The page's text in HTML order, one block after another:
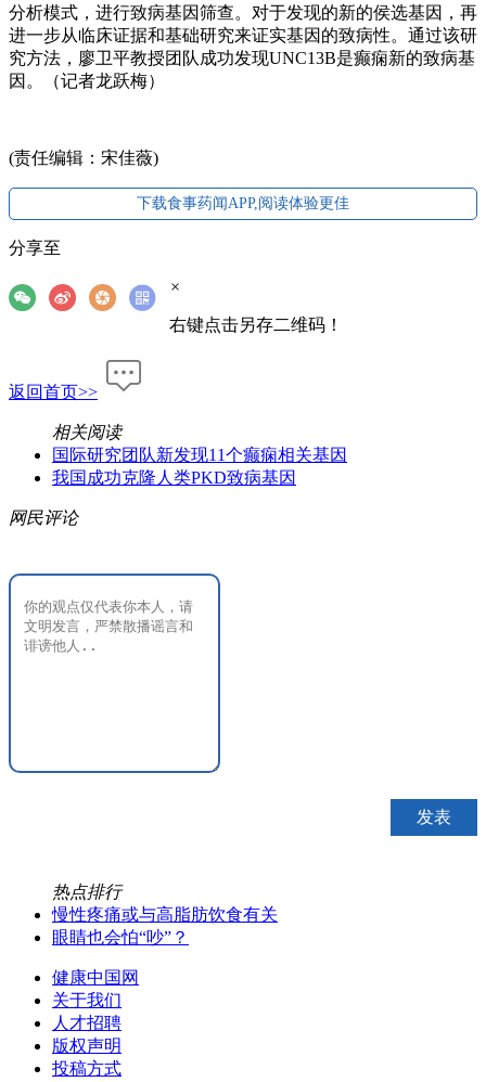
分析模式，进行致病基因筛查。对于发现的新的侯选基因，再
进一步从临床证据和基础研究来证实基因的致病性。通过该研
究方法，廖卫平教授团队成功发现UNC13B是癫痫新的致病基
因。（记者龙跃梅）
(责任编辑：宋佳薇)
下载食事药闻APP,阅读体验更佳
分享至
×
右键点击另存二维码！
返回首页>>
相关阅读
国际研究团队新发现11个癫痫相关基因
我国成功克隆人类PKD致病基因
网民评论
热点排行
慢性疼痛或与高脂肪饮食有关
眼睛也会怕“吵”？
健康中国网
关于我们
人才招聘
版权声明
投稿方式